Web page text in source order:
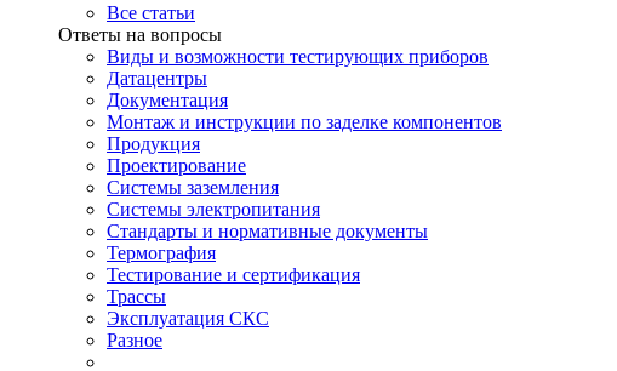
Все статьи
Ответы на вопросы
Виды и возможности тестирующих приборов
Датацентры
Документация
Монтаж и инструкции по заделке компонентов
Продукция
Проектирование
Системы заземления
Системы электропитания
Стандарты и нормативные документы
Термография
Тестирование и сертификация
Трассы
Эксплуатация СКС
Разное